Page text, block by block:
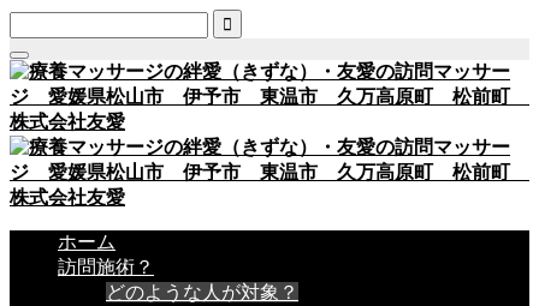

ホーム
訪問施術？
どのような人が対象？